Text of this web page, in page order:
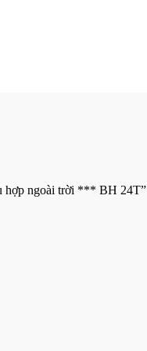
hợp ngoài trời *** BH 24T”